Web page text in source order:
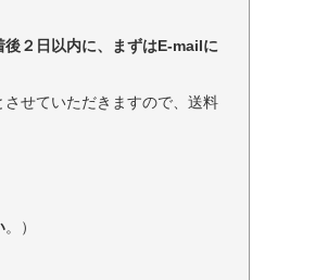
後２日以内に、まずはE-mailに
せていただきますので、送料
。）